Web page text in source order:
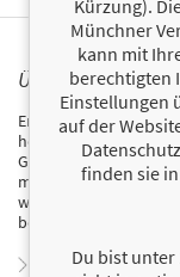
ÜBER ERIK
Erik Eggers ist ein
hervorragender
Geschichte des
mehrfach
wiederholt Einfluss
bereits zahlreiche
Zum Profil von Erik
Kürzung).
Münchner
kann mit
berechtigten
Einstellungen
auf der
finden sie
Du bist unter